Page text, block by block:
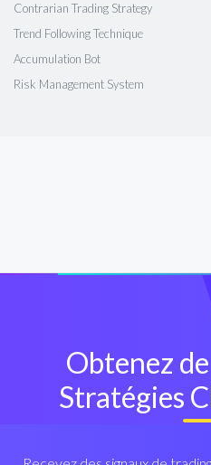
Contrarian Trading Strategy
Trend Following Technique
Accumulation Bot
Risk Management System
Obtenez
Stratégies